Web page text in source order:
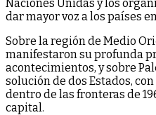
Naciones Unidas y los
dar mayor voz a los países
Sobre la región de Medio
manifestaron su profunda
acontecimientos, y sobre
solución de dos Estados,
dentro de las fronteras de
capital.